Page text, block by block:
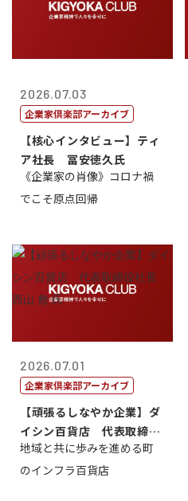
2026.07.03
企業家倶楽部アーカイブ
【核心インタビュー】ティ
ア社長 冨安徳久氏
《企業家の肖像》コロナ禍
でこそ原点回帰
2026.07.01
企業家倶楽部アーカイブ
【頑張るしなやか企業】ダ
イシン百貨店 代表取締役
社長 西山 ...
地域と共に歩みを進める町
のインフラ百貨店